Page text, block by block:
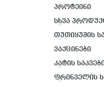
პროტეინი
სხვა
თუთიყუშის
ვაქცინები
კატის
ფრინველის